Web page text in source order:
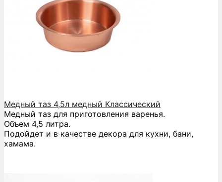
Медный таз 4,5л медный Классический
Медный таз для приготовления варенья.
Объем 4,5 литра.
Подойдет и в качестве декора для кухни, бани,
хамама.